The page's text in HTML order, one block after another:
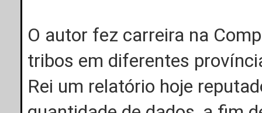
O autor fez carreira na
tribos em diferentes
Rei um relatório hoje